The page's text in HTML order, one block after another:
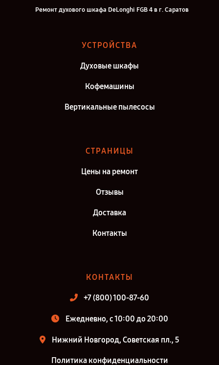
Ремонт духового шкафа DeLonghi FGB 4 в г. Саратов
Ремонт духового шкафа DeLonghi FGB 4 в г. Киров
Ремонт духового шкафа DeLonghi FGB 4 в г. Санкт-Петербург
УСТРОЙСТВА
Духовые шкафы
Кофемашины
Вертикальные пылесосы
СТРАНИЦЫ
Цены на ремонт
Отзывы
Доставка
Контакты
КОНТАКТЫ
+7 (800) 100-87-60
Ежедневно, с 10:00 до 20:00
Нижний Новгород, Советская пл., 5
Политика конфиденциальности